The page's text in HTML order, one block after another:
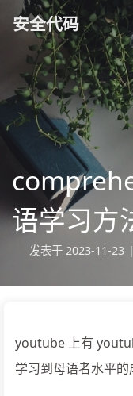
安全代码
语学习方
发表于 2023-11-23 |
youtube 上有
学习到母语者水平的